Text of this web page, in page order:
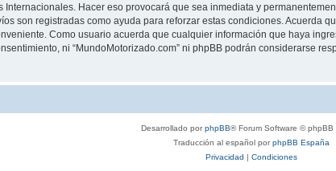
Internacionales. Hacer eso provocará que sea inmediata y
son registradas como ayuda para reforzar estas condiciones. Acuerda
Como usuario acuerda que cualquier información que haya
ni “MundoMotorizado.com” ni phpBB podrán considerarse
Desarrollado porphpBB® Forum Software © phpBB
Traducción al español porphpBB España
Privacidad | Condiciones